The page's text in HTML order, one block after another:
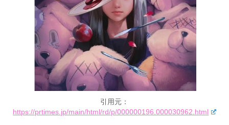
引用元：
https://prtimes.jp/main/html/rd/p/000000196.000030962.html